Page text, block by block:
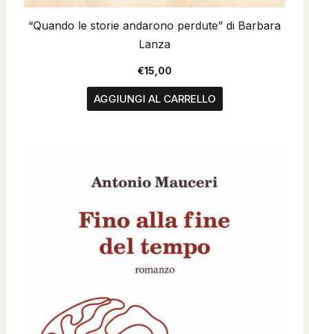
“Quando le storie andarono perdute” di Barbara
Lanza
€15,00
AGGIUNGI AL CARRELLO